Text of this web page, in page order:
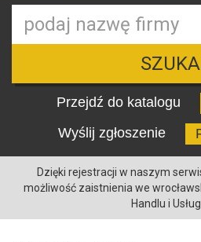
Przejdź do katalogu
Wyślij zgłoszenie
Dzięki rejestracji w naszym
możliwość zaistnienia we
Handlu i